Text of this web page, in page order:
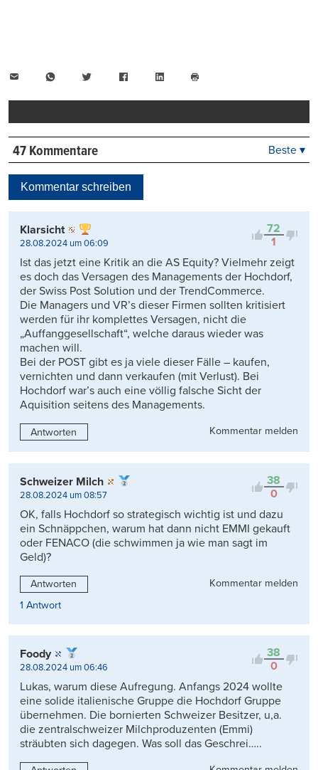
WhatsAppTwitter FacebookLinkedIn
drucken
47 Kommentare
Kontrovers
Beste ▾
Kommentar schreiben
72
1
Klarsicht
28.08.2024 um 06:09
Ist das jetzt eine Kritik an die AS Equity? Vielmehr zeigt
es doch das Versagen des Managements der Hochdorf,
der Swiss Post Solution und der TrendCommerce.
Die Managers und VR’s dieser Firmen sollten kritisiert
werden für ihr komplettes Versagen, nicht die
„Auffanggesellschaft“, welche daraus wieder was
machen will.
Bei der POST gibt es ja viele dieser Fälle – kaufen,
vernichten und dann verkaufen (mit Verlust). Bei
Hochdorf war’s auch eine völlig falsche Sicht der
Aquisition seitens des Managements.
Antworten Kommentar melden
38
0
Schweizer Milch
28.08.2024 um 08:57
OK, falls Hochdorf so strategisch wichtig ist und dazu
ein Schnäppchen, warum hat dann nicht EMMI gekauft
oder FENACO (die schwimmen ja wie man sagt im
Geld)?
Antworten
Kommentar melden
1 Antwort
38
0
Foody
28.08.2024 um 06:46
Lukas, warum diese Aufregung. Anfangs 2024 wollte
eine solide italienische Gruppe die Hochdorf Gruppe
übernehmen. Die bornierten Schweizer Besitzer, u,a.
die zentralschweizer Milchproduzenten (Emmi)
sträubten sich dagegen. Was soll das Geschrei…..